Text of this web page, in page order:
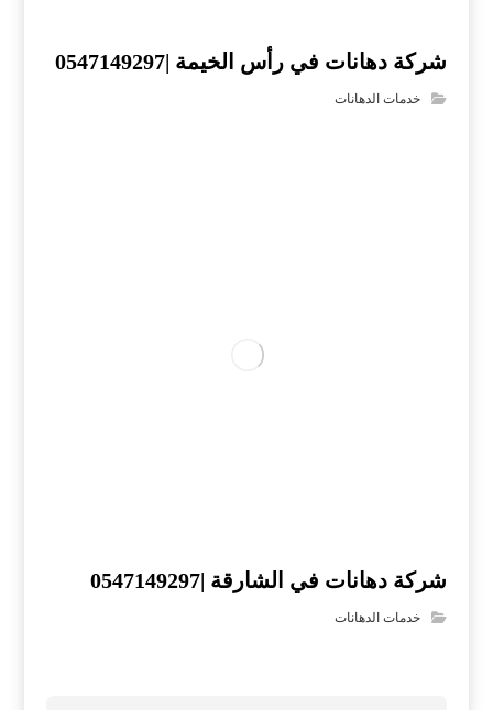
شركة دهانات في رأس الخيمة |0547149297
خدمات الدهانات
شركة دهانات في الشارقة |0547149297
خدمات الدهانات